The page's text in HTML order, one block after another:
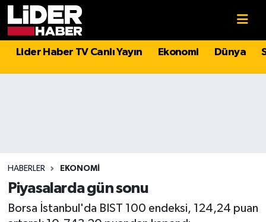
Lider Haber TV Canlı Yayın Ekonomi Dünya
HABERLER EKONOMI
Piyasalarda gün sonu
Borsa İstanbul'da BIST 100 endeksi, 124,24 puan
Politika
Magazin
Spor
Hava Durumu
Süper Lig Puan Durumu ve Fikstür
Tüm Manşetler